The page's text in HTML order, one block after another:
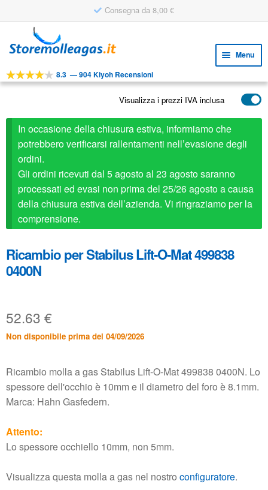
Consegna da 8,00 €
alla
al
Menu
STRUMENTI
il
menu
child
child
APPLICAZIONI
SERVIZIO CLIENTI
child
FAQ
8.3 —904 Kiyoh Recensioni
Visualizza i prezzi IVA inclusa
In occasione della chiusura estiva, informiamo che
potrebbero verificarsi rallentamenti nell’evasione degli
ordini.
Gli ordini ricevuti dal 5 agosto al 23 agosto saranno
processati ed evasi non prima del 25/26 agosto a causa
della chiusura estiva dell’azienda. Vi ringraziamo per la
comprensione.
Ricambio per Stabilus Lift-O-Mat 499838
0400N
52.63 €
Non disponibile prima del 04/09/2026
Ricambio molla a gas Stabilus Lift-O-Mat 499838 0400N. Lo
spessore dell'occhio è 10mm e il diametro del foro è 8.1mm.
Marca: Hahn Gasfedern.
Attento:
Lo spessore occhiello 10mm, non 5mm.
Visualizza questa molla a gas nel nostro configuratore.